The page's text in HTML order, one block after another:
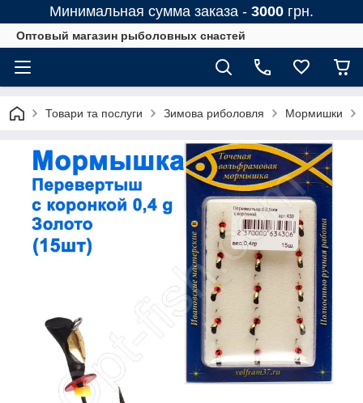
Минимальная сумма заказа - 3000 грн.
Оптовый магазин рыболовных снастей
Товари та послуги Зимова риболовля Мормишки